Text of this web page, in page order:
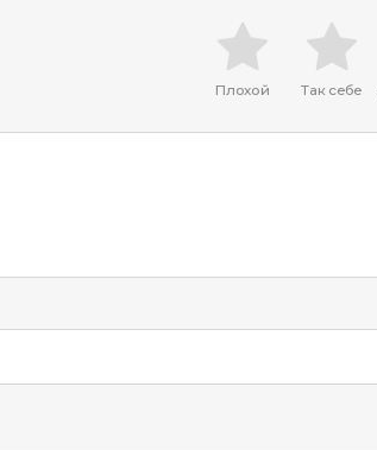
Плохой Так себе